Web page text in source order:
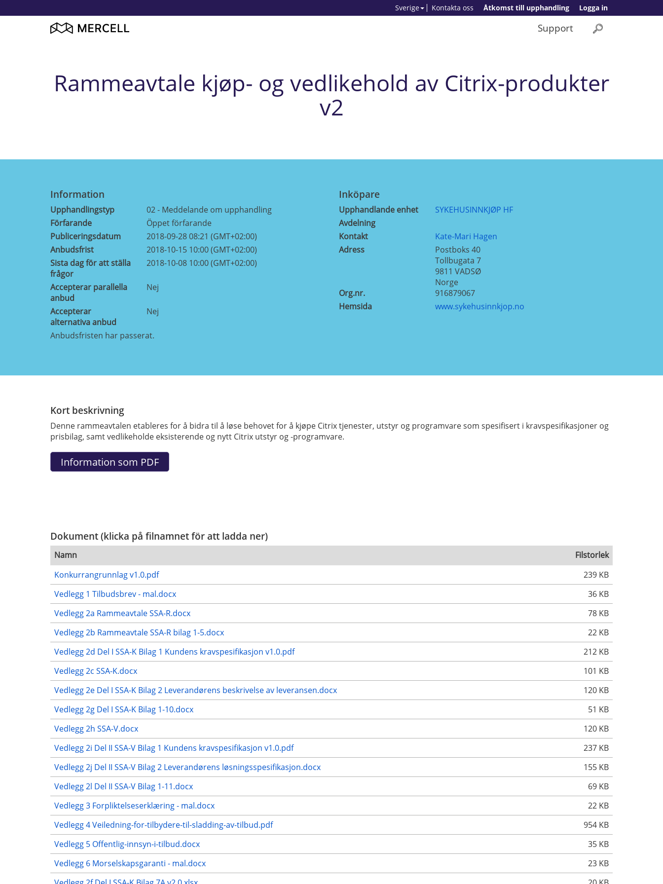
Logga in
Åtkomst till upphandling
Kontakta oss
Sverige
Support
Rammeavtale kjøp- og vedlikehold av Citrix-produkter
v2
Information
Upphandlingstyp
02 - Meddelande om upphandling
Förfarande
Öppet förfarande
Publiceringsdatum
2018-09-28 08:21 (GMT+02:00)
Anbudsfrist
2018-10-15 10:00 (GMT+02:00)
Sista dag för att ställa
frågor
2018-10-08 10:00 (GMT+02:00)
Accepterar parallella
anbud
Nej
Accepterar
alternativa anbud
Nej
Inköpare
Upphandlande enhet
SYKEHUSINNKJØP HF
Avdelning
Kontakt
Kate-Mari Hagen
Adress
Postboks 40
Tollbugata 7
9811 VADSØ
Norge
Org.nr.
916879067
Hemsida
www.sykehusinnkjop.no
Anbudsfristen har passerat.
Kort beskrivning
Denne rammeavtalen etableres for å bidra til å løse behovet for å kjøpe Citrix tjenester, utstyr og programvare som spesifisert i kravspesifikasjoner og
prisbilag, samt vedlikeholde eksisterende og nytt Citrix utstyr og -programvare.
Dokument (klicka på filnamnet för att ladda ner)
Namn
Filstorlek
Konkurrangrunnlag v1.0.pdf
239 KB
Vedlegg 1 Tilbudsbrev - mal.docx
36 KB
Vedlegg 2a Rammeavtale SSA-R.docx
78 KB
Vedlegg 2b Rammeavtale SSA-R bilag 1-5.docx
22 KB
Vedlegg 2d Del I SSA-K Bilag 1 Kundens kravspesifikasjon v1.0.pdf
212 KB
Vedlegg 2c SSA-K.docx
101 KB
Vedlegg 2e Del I SSA-K Bilag 2 Leverandørens beskrivelse av leveransen.docx
120 KB
Vedlegg 2g Del I SSA-K Bilag 1-10.docx
51 KB
Vedlegg 2h SSA-V.docx
120 KB
Vedlegg 2i Del II SSA-V Bilag 1 Kundens kravspesifikasjon v1.0.pdf
237 KB
Vedlegg 2j Del II SSA-V Bilag 2 Leverandørens løsningsspesifikasjon.docx
155 KB
Vedlegg 2l Del II SSA-V Bilag 1-11.docx
69 KB
Vedlegg 3 Forpliktelseserklæring - mal.docx
22 KB
Vedlegg 4 Veiledning-for-tilbydere-til-sladding-av-tilbud.pdf
954 KB
Vedlegg 5 Offentlig-innsyn-i-tilbud.docx
35 KB
Vedlegg 6 Morselskapsgaranti - mal.docx
23 KB